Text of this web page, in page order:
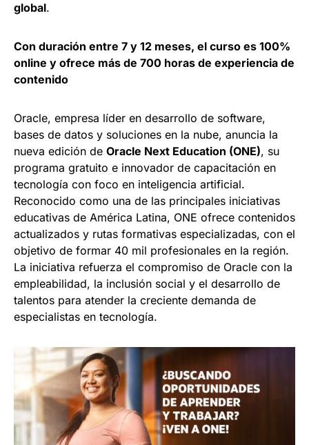
global.
Con duración entre 7 y 12 meses, el curso es 100%
online y ofrece más de 700 horas de experiencia de
contenido
Oracle, empresa líder en desarrollo de software,
bases de datos y soluciones en la nube, anuncia la
nueva edición de Oracle Next Education (ONE), su
programa gratuito e innovador de capacitación en
tecnología con foco en inteligencia artificial.
Reconocido como una de las principales iniciativas
educativas de América Latina, ONE ofrece contenidos
actualizados y rutas formativas especializadas, con el
objetivo de formar 40 mil profesionales en la región.
La iniciativa refuerza el compromiso de Oracle con la
empleabilidad, la inclusión social y el desarrollo de
talentos para atender la creciente demanda de
especialistas en tecnología.